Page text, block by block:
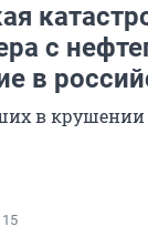
с
в
в крушении
15